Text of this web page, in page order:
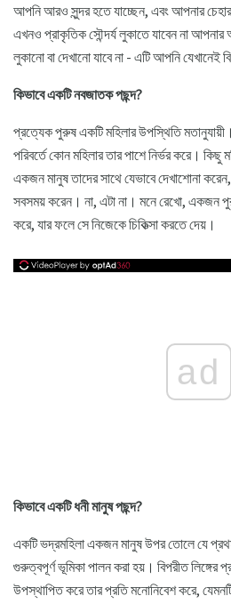
আপনি আরও সুন্দর হতে যাচ্ছেন, এবং আপনার
এখনও প্রাকৃতিক সৌন্দর্য লুকাতে যাবেন না
লুকানো বা দেখানো যাবে না - এটি আপনি যেখানেই
কিভাবে একটি নবজাতক পছন্দ?
প্রত্যেক পুরুষ একটি মহিলার উপস্থিতি
পরিবর্তে কোন মহিলার তার পাশে নির্ভর করে। কিছু
একজন মানুষ তাদের সাথে যেভাবে দেখাশোনা
সবসময় করেন। না, এটা না। মনে রেখো, একজন
করে, যার ফলে সে নিজেকে চিকিত্সা করতে দেয়।
ad
কিভাবে একটি ধনী মানুষ পছন্দ?
একটি ভদ্রমহিলা একজন মানুষ উপর তোলে যে
গুরুত্বপূর্ণ ভূমিকা পালন করা হয়। বিপরীত লিঙ্গের
উপস্থাপিত করে তার প্রতি মনোনিবেশ করে,